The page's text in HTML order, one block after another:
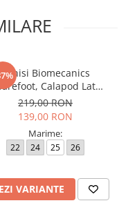
Tenisi Biomecanics
Calapod Lat
262190-E032 Rosa
219,00 RON
139,00 RON
Marime:
22 24 25 26
VARIANTE